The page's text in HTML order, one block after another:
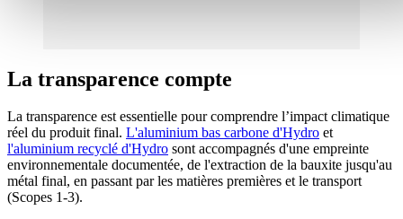
La transparence compte
La transparence est essentielle pour comprendre l’impact climatique
réel du produit final. L'aluminium bas carbone d'Hydro et
l'aluminium recyclé d'Hydro sont accompagnés d'une empreinte
environnementale documentée, de l'extraction de la bauxite jusqu'au
métal final, en passant par les matières premières et le transport
(Scopes 1-3).